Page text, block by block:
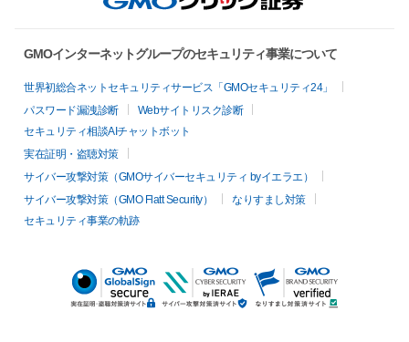
GMOインターネットグループのセキュリティ事業について
世界初総合ネットセキュリティサービス「GMOセキュリティ24」
パスワード漏洩診断
Webサイトリスク診断
セキュリティ相談AIチャットボット
実在証明・盗聴対策
サイバー攻撃対策（GMOサイバーセキュリティ byイエラエ）
サイバー攻撃対策（GMO Flatt Security）
なりすまし対策
セキュリティ事業の軌跡